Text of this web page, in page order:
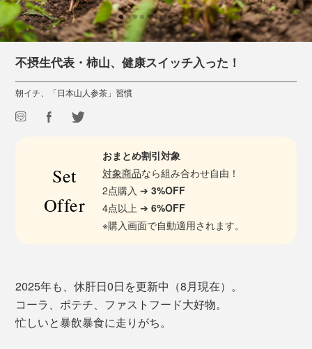
不摂生代表・柿山、健康スイッチ入った！
朝イチ、「日本山人参茶」習慣
Set
Offer
おまとめ割引対象
対象商品なら組み合わせ自由！
2点購入 ➔3%OFF
4点以上 ➔6%OFF
※購入画面で自動適用されます。
2025年も、休肝日0日を更新中（8月現在）。
コーラ、ポテチ、ファストフード大好物。
忙しいと暴飲暴食に走りがち。